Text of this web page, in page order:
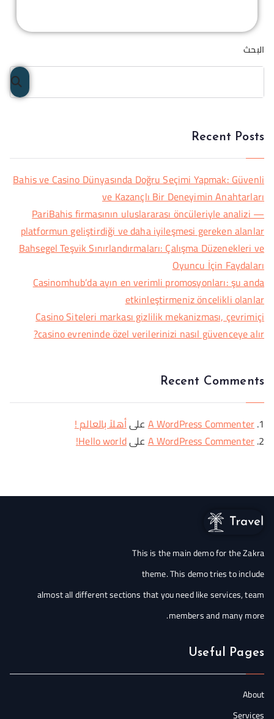
البحث
البح
ث
Recent Posts
Bahis ve Casino Dünyasında Doğru Seçimi Yapmak: Güvenli
ve Kazançlı Bir Deneyimin Anahtarları
PariBahis firmasının uluslararası öncüleriyle analizi —
platformun geliştirdiği ve daha iyileşmesi gereken alanlar
Bahsegel Teşvik Sınırlandırmaları: Çalışma Düzenekleri ve
Oyuncu İçin Faydaları
Casinomhub’da ayın en verimli promosyonları: şu anda
etkinleştirmeniz öncelikli olanlar
Casino Siteleri markası gizlilik mekanizması, çevrimiçi
casino evreninde özel verilerinizi nasıl güvenceye alır?
Recent Comments
A WordPress Commenterعلىأهلاً بالعالم !
A WordPress CommenterعلىHello world!
This is the main demo for the Zakra
theme. This demo tries to include
almost all different sections that you need like services, team
members and many more.
Useful Pages
About
Services